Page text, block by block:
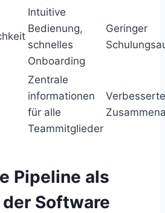
Intuitive
Bedienung,
schnelles
Onboarding
Geringer
Zentrale
informationen
für alle
Teammitglieder
Verbesserte
Pipeline als
Software